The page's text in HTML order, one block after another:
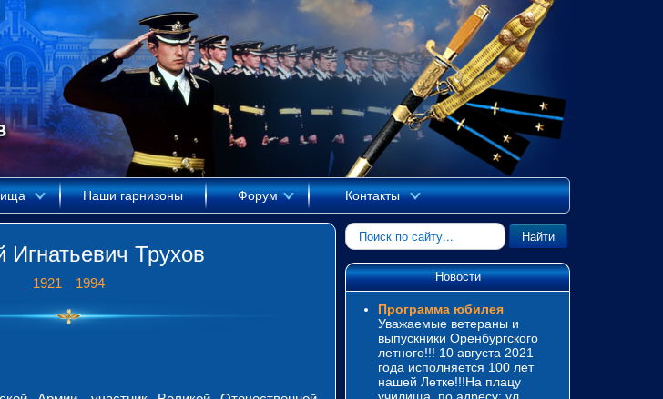
Наши гарнизоны Форум Контакты
Игнатьевич Трухов
1921—1994
Искать... Найти
Новости
Программа юбилея
Уважаемые ветераны и
выпускники Оренбургского
летного!!! 10 августа 2021
года исполняется 100 лет
нашей Летке!!!На плацу